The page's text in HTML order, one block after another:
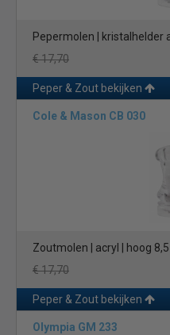
Pepermolen | kristalhelder
€ 17,70
Peper & Zout bekijken
Cole & Mason CB 030
Zoutmolen | acryl | hoog
€ 17,70
Peper & Zout bekijken
Olympia GM 233